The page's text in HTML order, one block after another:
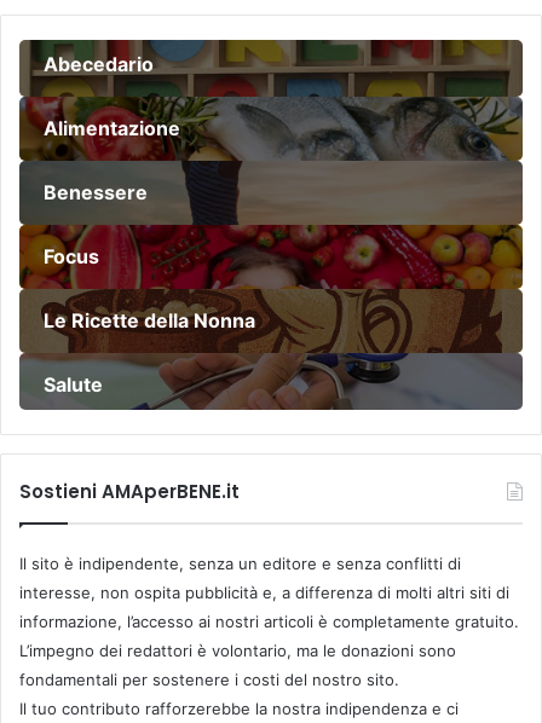
Abecedario
Alimentazione
Benessere
Focus
Le Ricette della Nonna
Salute
Sostieni AMAperBENE.it
Il sito è indipendente, senza un editore e senza conflitti di
interesse, non ospita pubblicità e, a differenza di molti altri siti di
informazione, l’accesso ai nostri articoli è completamente gratuito.
L’impegno dei redattori è volontario, ma le donazioni sono
fondamentali per sostenere i costi del nostro sito.
Il tuo contributo rafforzerebbe la nostra indipendenza e ci